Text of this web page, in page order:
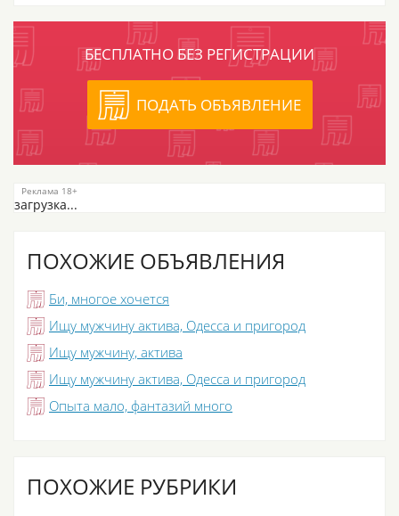
БЕСПЛАТНО БЕЗ РЕГИСТРАЦИИ
ПОДАТЬ ОБЪЯВЛЕНИЕ
загрузка...
ПОХОЖИЕ ОБЪЯВЛЕНИЯ
Би, многое хочется
Ищу мужчину актива, Одесса и пригород
Ищу мужчину, актива
Ищу мужчину актива, Одесса и пригород
Опыта мало, фантазий много
ПОХОЖИЕ РУБРИКИ